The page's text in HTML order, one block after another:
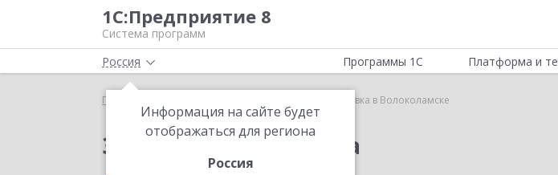
1С:Предприятие 8
Система программ
Россия
Информация на сайте будет
отображаться для региона
Россия
Программы 1С Платформа и
Главная 1С:Доставка в Волоколамске
Заказать 1С:Доставка